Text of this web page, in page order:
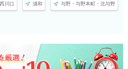
川口 浦和 与野・与野本町・北与野